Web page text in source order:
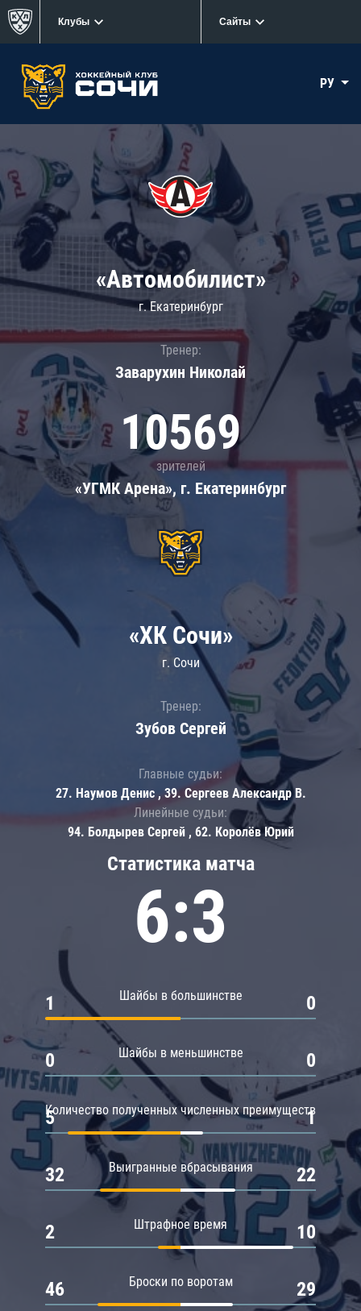
Клубы Сайты
РУ
«Автомобилист»
г. Екатеринбург
Тренер:
Заварухин Николай
10569
зрителей
«УГМК Арена», г. Екатеринбург
Статистика матча
6:3
Шайбы в большинстве
1 0
Шайбы в меньшинстве
0 0
Количество полученных численных преимуществ
5 1
Выигранные вбрасывания
32 22
Штрафное время
2 10
Броски по воротам
46 29
«ХК Сочи»
г. Сочи
Тренер:
Зубов Сергей
Главные судьи:
27. Наумов Денис , 39. Сергеев Александр В.
Линейные судьи:
94. Болдырев Сергей , 62. Королёв Юрий